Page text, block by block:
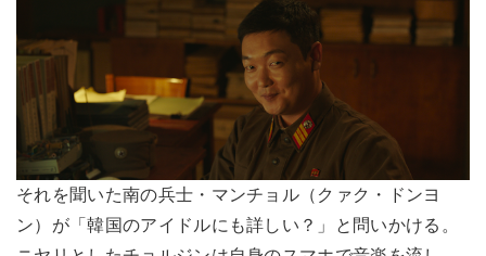
それを聞いた南の兵士・マンチョル（クァク・ドンヨ
ン）が「韓国のアイドルにも詳しい？」と問いかける。